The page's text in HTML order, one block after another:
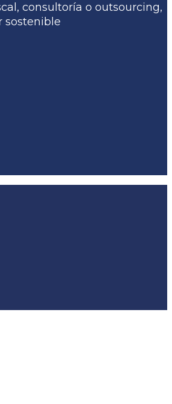
consultoría o outsourcing,
sostenible